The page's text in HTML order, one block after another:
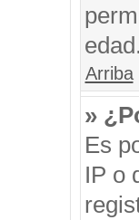
edad.
Arriba
»
Es
IP o